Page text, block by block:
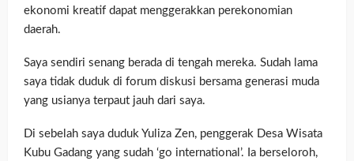
ekonomi kreatif dapat menggerakkan perekonomian
daerah.
Saya sendiri senang berada di tengah mereka. Sudah lama
saya tidak duduk di forum diskusi bersama generasi muda
yang usianya terpaut jauh dari saya.
Di sebelah saya duduk Yuliza Zen, penggerak Desa Wisata
Kubu Gadang yang sudah ‘go international’. Ia berseloroh,